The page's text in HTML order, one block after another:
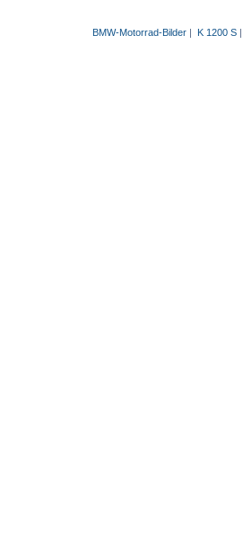
BMW-Motorrad-Bilder| K 1200 S|